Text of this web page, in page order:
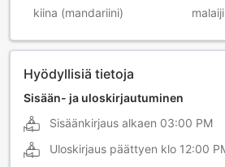
kiina (mandariini) malaiji
Hyödyllisiä tietoja
Sisään- ja uloskirjautuminen
Sisäänkirjaus alkaen 03:00 PM
Uloskirjaus päättyen klo 12:00